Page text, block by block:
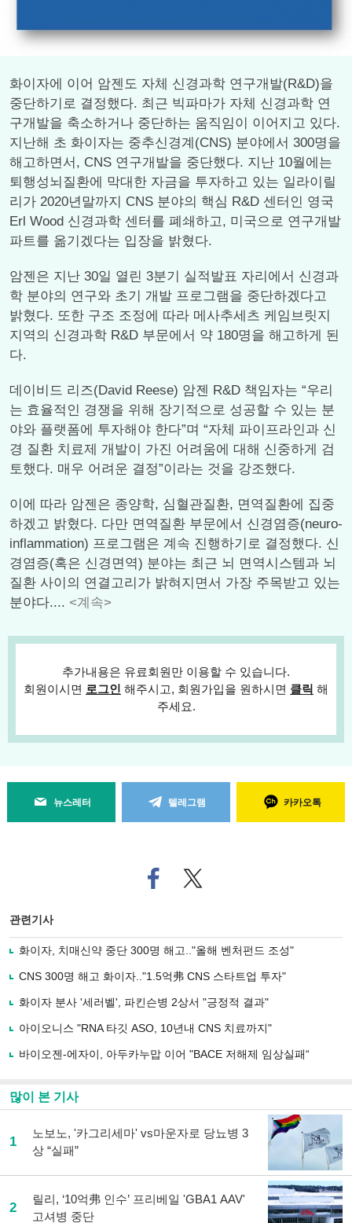
화이자에 이어 암젠도 자체 신경과학 연구개발(R&D)을
중단하기로 결정했다. 최근 빅파마가 자체 신경과학 연
구개발을 축소하거나 중단하는 움직임이 이어지고 있다.
지난해 초 화이자는 중추신경계(CNS) 분야에서 300명을
해고하면서, CNS 연구개발을 중단했다. 지난 10월에는
퇴행성뇌질환에 막대한 자금을 투자하고 있는 일라이릴
리가 2020년말까지 CNS 분야의 핵심 R&D 센터인 영국
Erl Wood 신경과학 센터를 폐쇄하고, 미국으로 연구개발
파트를 옮기겠다는 입장을 밝혔다.
암젠은 지난 30일 열린 3분기 실적발표 자리에서 신경과
학 분야의 연구와 초기 개발 프로그램을 중단하겠다고
밝혔다. 또한 구조 조정에 따라 메사추세츠 케임브릿지
지역의 신경과학 R&D 부문에서 약 180명을 해고하게 된
다.
데이비드 리즈(David Reese) 암젠 R&D 책임자는 “우리
는 효율적인 경쟁을 위해 장기적으로 성공할 수 있는 분
야와 플랫폼에 투자해야 한다”며 “자체 파이프라인과 신
경 질환 치료제 개발이 가진 어려움에 대해 신중하게 검
토했다. 매우 어려운 결정”이라는 것을 강조했다.
이에 따라 암젠은 종양학, 심혈관질환, 면역질환에 집중
하겠고 밝혔다. 다만 면역질환 부문에서 신경염증(neuro-
inflammation) 프로그램은 계속 진행하기로 결정했다. 신
경염증(혹은 신경면역) 분야는 최근 뇌 면역시스템과 뇌
질환 사이의 연결고리가 밝혀지면서 가장 주목받고 있는
분야다.... <계속>
추가내용은 유료회원만 이용할 수 있습니다.
회원이시면 로그인 해주시고, 회원가입을 원하시면 클릭 해
주세요.
뉴스레터 텔레그램 카카오톡
페
이
로
기
사
유
기
트위
터로
관련기사
화이자, 치매신약 중단 300명 해고.."올해 벤처펀드 조성"
CNS 300명 해고 화이자.."1.5억弗 CNS 스타트업 투자"
화이자 분사 '세러벨', 파킨슨병 2상서 "긍정적 결과"
아이오니스 "RNA 타깃 ASO, 10년내 CNS 치료까지"
바이오젠-에자이, 아두카누맙 이어 "BACE 저해제 임상실패“
많이 본 기사
1
노보노, '카그리세마' vs마운자로 당뇨병 3
상 “실패”
2
릴리, ‘10억弗 인수’ 프리베일 'GBA1 AAV'
고셔병 중단